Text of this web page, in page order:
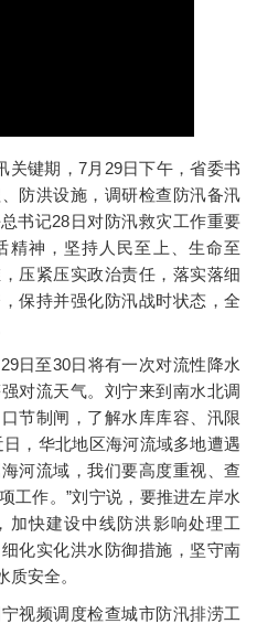
键期，7月29日下午，省委书
防洪设施，调研检查防汛备汛
书记28日对防汛救灾工作重要
精神，坚持人民至上、生命至
压紧压实政治责任，落实落细
保持并强化防汛战时状态，全
至30日将有一次对流性降水
对流天气。刘宁来到南水北调
节制闸，了解水库库容、汛限
，华北地区海河流域多地遭遇
河流域，我们要高度重视、查
工作。”刘宁说，要推进左岸水
加快建设中线防洪影响处理工
化实化洪水防御措施，坚守南
安全。
频调度检查城市防汛排涝工